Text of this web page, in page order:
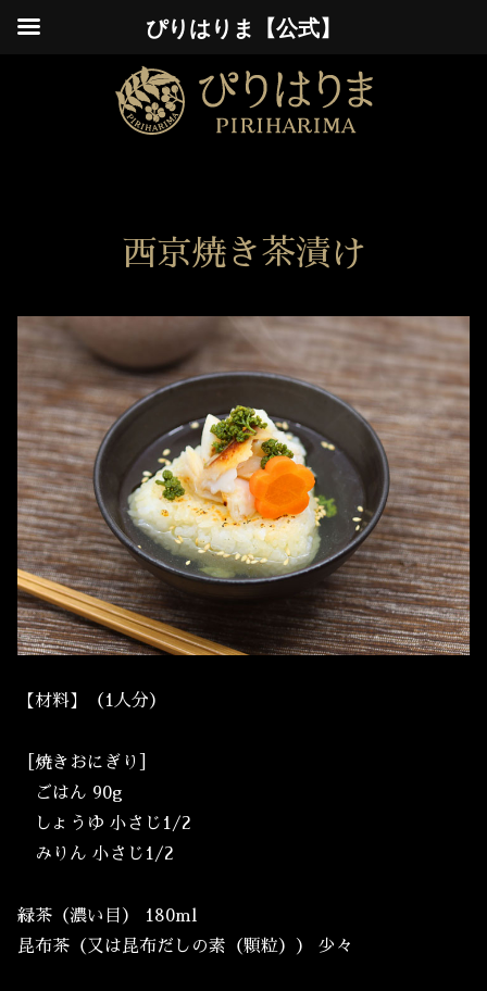
西京焼き茶漬け
【材料】（1人分）
［焼きおにぎり］
ごはん 90g
しょうゆ 小さじ1/2
みりん 小さじ1/2
緑茶（濃い目） 180ml
昆布茶（又は昆布だしの素（顆粒）） 少々
ぴりはりま【公式】